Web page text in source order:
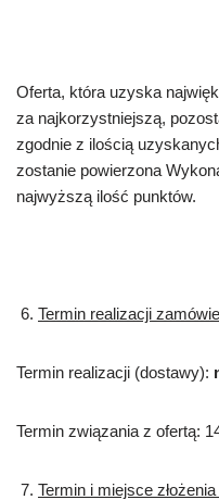
Oferta, która uzyska
za najkorzystniejszą,
zgodnie z ilością
zostanie powierzona
najwyższą ilość punktów.
Termin realizacji
Termin realizacji (dostawy):
Termin związania z ofertą:
Termin i miejsce